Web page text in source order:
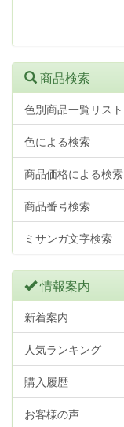
商品検索
色別商品一覧リスト
色による検索
商品価格による検索
商品番号検索
ミサンガ文字検索
情報案内
新着案内
人気ランキング
購入履歴
お客様の声